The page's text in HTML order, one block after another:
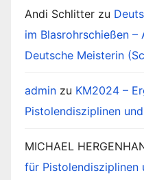
Andi Schlitter zu
im Blasrohrschießen –
Deutsche Meisterin
admin zu KM2024 –
Pistolendisziplinen
MICHAEL
für Pistolendisziplinen